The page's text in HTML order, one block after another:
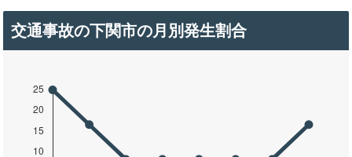
交通事故の下関市の月別発生割合